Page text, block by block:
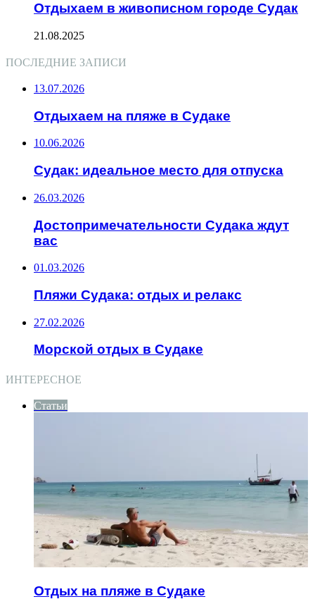
Отдыхаем в живописном городе Судак
21.08.2025
ПОСЛЕДНИЕ ЗАПИСИ
13.07.2026
Отдыхаем на пляже в Судаке
10.06.2026
Судак: идеальное место для отпуска
26.03.2026
Достопримечательности Судака ждут
вас
01.03.2026
Пляжи Судака: отдых и релакс
27.02.2026
Морской отдых в Судаке
ИНТЕРЕСНОЕ
Статьи
Отдых на пляже в Судаке